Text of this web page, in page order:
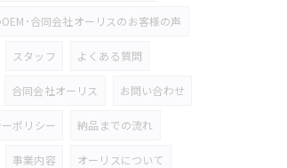
･合同会社オーリスのお客様の声
スタッフ よくある質問
合同会社オーリス お問い合わせ
ポリシー 納品までの流れ
事業内容 オーリスについて